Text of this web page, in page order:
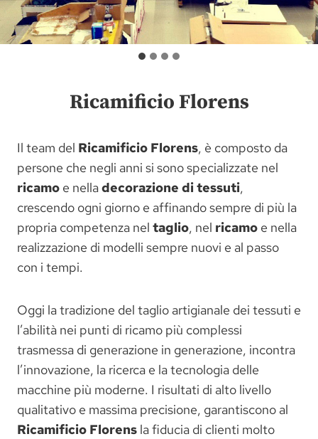
Ricamificio Florens
Il team del Ricamificio Florens, è composto da
persone che negli anni si sono specializzate nel
ricamo e nelladecorazione di tessuti,
crescendo ogni giorno e affinando sempre di più la
propria competenza nel taglio, nel ricamo e nella
realizzazione di modelli sempre nuovi e al passo
con i tempi.
Oggi la tradizione del taglio artigianale dei tessuti e
l’abilità nei punti di ricamo più complessi
trasmessa di generazione in generazione, incontra
l’innovazione, la ricerca e la tecnologia delle
macchine più moderne. I risultati di alto livello
qualitativo e massima precisione, garantiscono al
Ricamificio Florens la fiducia di clienti molto